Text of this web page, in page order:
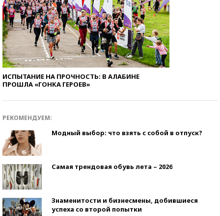
ИСПЫТАНИЕ НА ПРОЧНОСТЬ: В АЛАБИНЕ
ПРОШЛА «ГОНКА ГЕРОЕВ»
РЕКОМЕНДУЕМ:
Модный выбор: что взять с собой в отпуск?
Самая трендовая обувь лета – 2026
Знаменитости и бизнесмены, добившиеся
успеха со второй попытки